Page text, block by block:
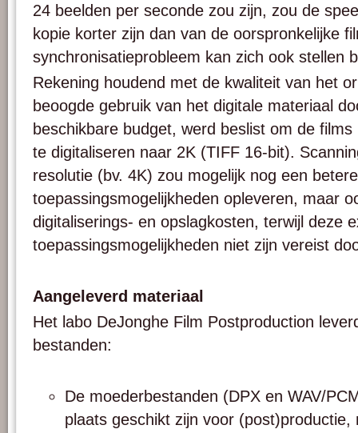
24 beelden per seconde zou zijn, zou de
kopie korter zijn dan van de oorspronkelijke
synchronisatieprobleem kan zich ook stellen
Rekening houdend met de kwaliteit van het
beoogde gebruik van het digitale materiaal
beschikbare budget, werd beslist om de
te digitaliseren naar 2K (TIFF 16-bit).
resolutie (bv. 4K) zou mogelijk nog een
toepassingsmogelijkheden opleveren, maar
digitaliserings- en opslagkosten, terwijl deze
toepassingsmogelijkheden niet zijn vereist
Aangeleverd materiaal
Het labo DeJonghe Film Postproduction
bestanden:
De moederbestanden (DPX en WAV/
plaats geschikt zijn voor